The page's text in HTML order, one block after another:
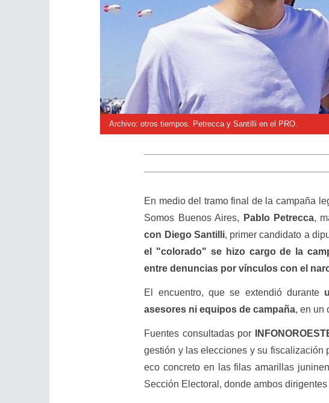
Archivo: otros tiempos. Petrecca y Santilli en el PRO.
En medio del tramo final de la campaña
Somos Buenos Aires,
Pablo Petrecca,
con Diego Santilli, primer candidato a
el "colorado" se hizo cargo de la
entre denuncias por vínculos con el
El encuentro, que se extendió durante
asesores ni equipos de campaña, en un
Fuentes consultadas por
gestión y las elecciones y su fiscalización
eco concreto en las filas amarillas
Sección Electoral, donde ambos